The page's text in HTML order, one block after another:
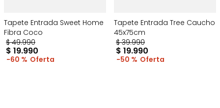
Tapete Entrada Sweet Home
Fibra Coco
$ 49.990
$ 19.990
60 %
Tapete Entrada Tree Caucho
45x75cm
$ 39.990
$ 19.990
50 %